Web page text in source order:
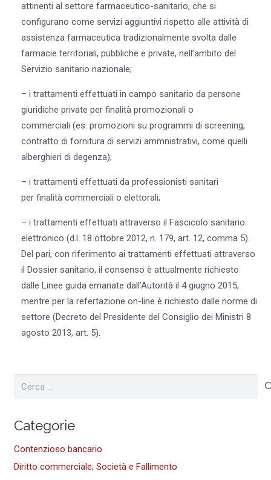
attinenti al settore farmaceutico-sanitario, che si
configurano come servizi aggiuntivi rispetto alle attività di
assistenza farmaceutica tradizionalmente svolta dalle
farmacie territoriali, pubbliche e private, nell’ambito del
Servizio sanitario nazionale;
– i trattamenti effettuati in campo sanitario da persone
giuridiche private per finalità promozionali o
commerciali (es. promozioni su programmi di screening,
contratto di fornitura di servizi ammnistrativi, come quelli
alberghieri di degenza);
– i trattamenti effettuati da professionisti sanitari
per finalità commerciali o elettorali;
– i trattamenti effettuati attraverso il Fascicolo sanitario
elettronico (d.l. 18 ottobre 2012, n. 179, art. 12, comma 5).
Del pari, con riferimento ai trattamenti effettuati attraverso
il Dossier sanitario, il consenso è attualmente richiesto
dalle Linee guida emanate dall’Autorità il 4 giugno 2015,
mentre per la refertazione on-line è richiesto dalle norme di
settore (Decreto del Presidente del Consiglio dei Ministri 8
agosto 2013, art. 5).
Ricerca
Categorie
Contenzioso bancario
Diritto commerciale, Società e Fallimento